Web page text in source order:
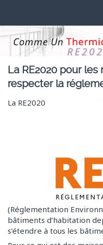
Logiciel RE2020 et RT2012
Présentation
Tarifs du logiciel
Logiciel Réglementation
Comme Un Thermicien et la
Aide en ligne
Questions Fréquentes
Vidéos RE2020
Vidéos RE2020 RT2012
Vidéos RE2020 RT2012
La RE2020 pour
respecter la
La RE2020
(Réglementation
bâtiments d’habitation
s’étendre à tous les